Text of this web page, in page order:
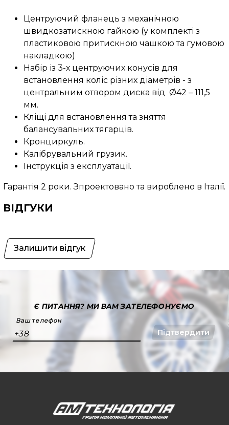
Центруючий фланець з механічною
швидкозатискною гайкою (у комплекті з
пластиковою притискною чашкою та гумовою
накладкою)
Набір із 3-х центруючих конусів для
встановлення коліс різних діаметрів - з
центральним отвором диска від Ø42 – 111,5
мм.
Кліщі для встановлення та зняття
балансувальних тягарців.
Кронциркуль.
Калібрувальний грузик.
Інструкція з експлуатації.
Гарантія 2 роки. Зпроектовано та вироблено в Італії.
ВІДГУКИ
Залишити відгук
Є ПИТАННЯ?МИ ВАМ ЗАТЕЛЕФОНУЄМО
Ваш телефон
+38 Підтвердити